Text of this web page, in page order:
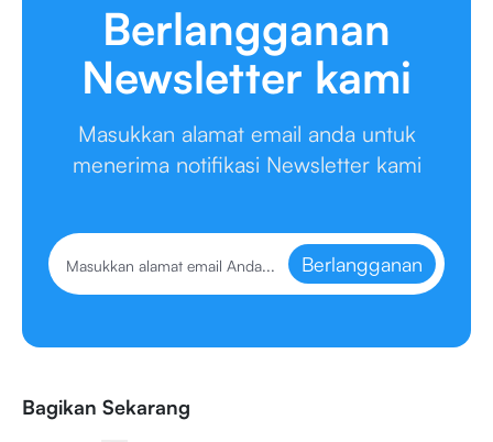
Berlangganan
Newsletter kami
Masukkan alamat email anda untuk
menerima notifikasi Newsletter kami
Berlangganan
Bagikan Sekarang